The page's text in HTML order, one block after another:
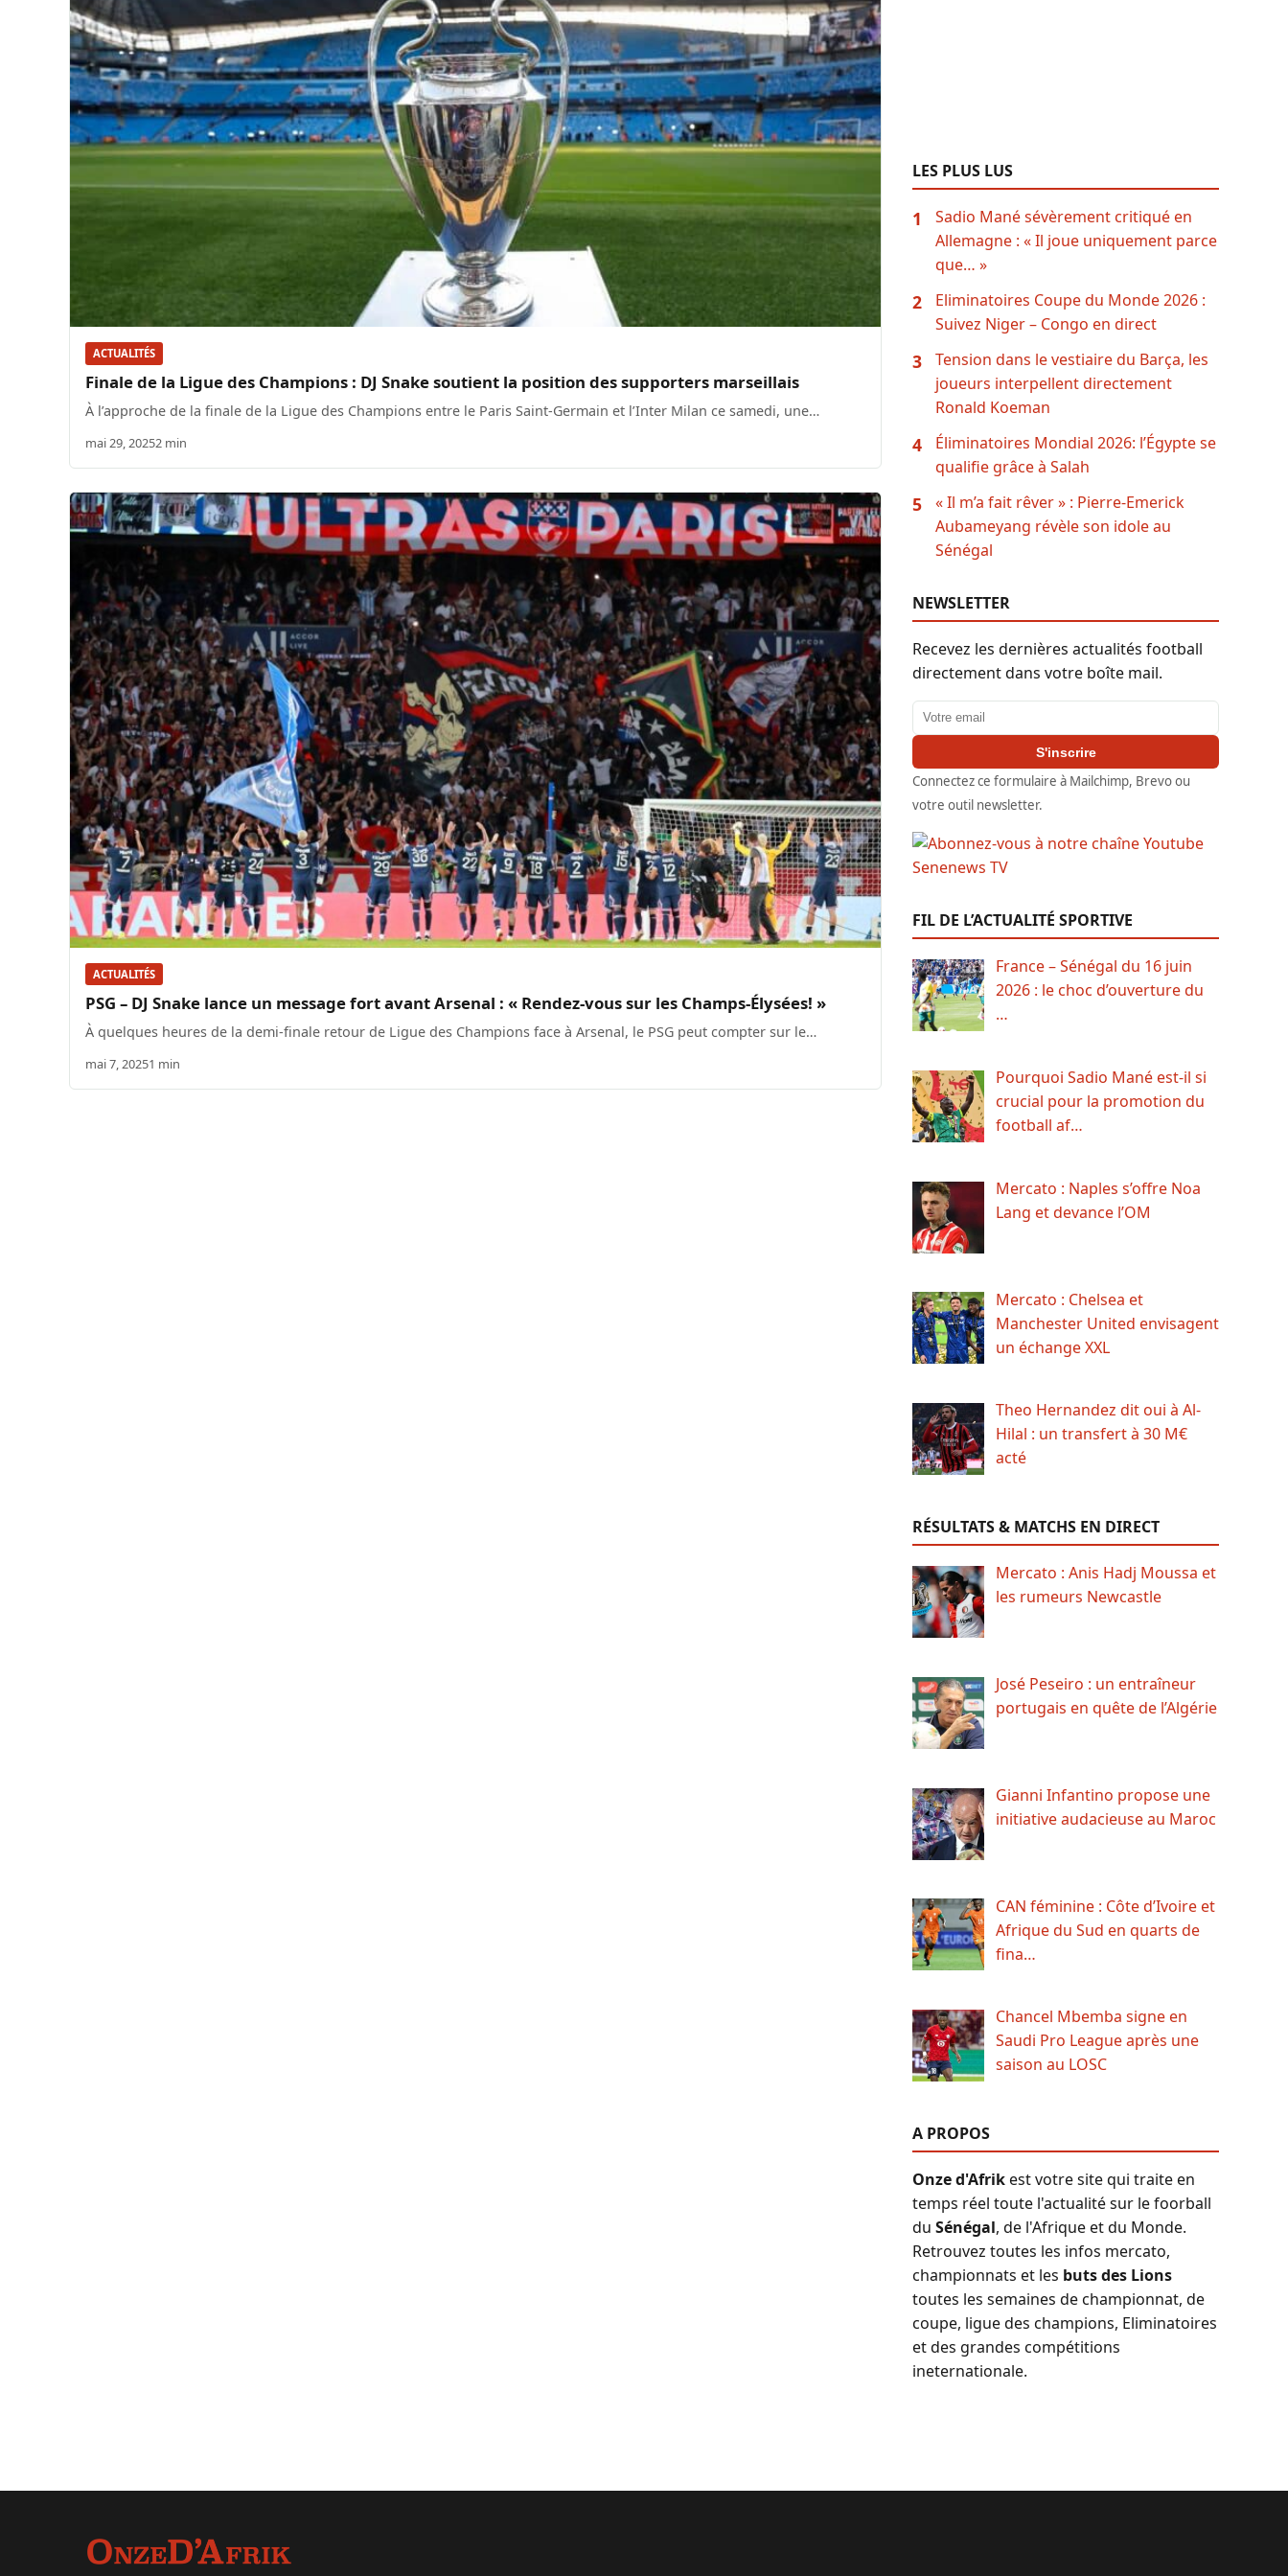
ACTUALITÉS
Finale de la Ligue des Champions : DJ Snake soutient la position des supporters marseillais
À l’approche de la finale de la Ligue des Champions entre le Paris Saint-Germain et l’Inter Milan ce samedi, une…
mai 29, 20252 min
ACTUALITÉS
PSG – DJ Snake lance un message fort avant Arsenal : « Rendez-vous sur les Champs-Élysées! »
À quelques heures de la demi-finale retour de Ligue des Champions face à Arsenal, le PSG peut compter sur le…
mai 7, 20251 min
LES PLUS LUS
1
Sadio Mané sévèrement critiqué en
Allemagne : « Il joue uniquement parce
que… »
2
Eliminatoires Coupe du Monde 2026 :
Suivez Niger – Congo en direct
3
Tension dans le vestiaire du Barça, les
joueurs interpellent directement
Ronald Koeman
4
Éliminatoires Mondial 2026: l’Égypte se
qualifie grâce à Salah
5
« Il m’a fait rêver » : Pierre-Emerick
Aubameyang révèle son idole au
Sénégal
NEWSLETTER
Recevez les dernières actualités football
directement dans votre boîte mail.
Adresse email
S'inscrire
Connectez ce formulaire à Mailchimp, Brevo ou
votre outil newsletter.
FIL DE L’ACTUALITÉ SPORTIVE
France – Sénégal du 16 juin
2026 : le choc d’ouverture du
…
Pourquoi Sadio Mané est-il si
crucial pour la promotion du
football af…
Mercato : Naples s’offre Noa
Lang et devance l’OM
Mercato : Chelsea et
Manchester United envisagent
un échange XXL
Theo Hernandez dit oui à Al-
Hilal : un transfert à 30 M€
acté
RÉSULTATS & MATCHS EN DIRECT
Mercato : Anis Hadj Moussa et
les rumeurs Newcastle
José Peseiro : un entraîneur
portugais en quête de l’Algérie
Gianni Infantino propose une
initiative audacieuse au Maroc
CAN féminine : Côte d’Ivoire et
Afrique du Sud en quarts de
fina…
Chancel Mbemba signe en
Saudi Pro League après une
saison au LOSC
A PROPOS
Onze d'Afrikest votre site qui traite en
temps réel toute l'actualité sur le foorball
du Sénégal, de l'Afrique et du Monde.
Retrouvez toutes les infos mercato,
championnats et les buts des Lions
toutes les semaines de championnat, de
coupe, ligue des champions, Eliminatoires
et des grandes compétitions
ineternationale.